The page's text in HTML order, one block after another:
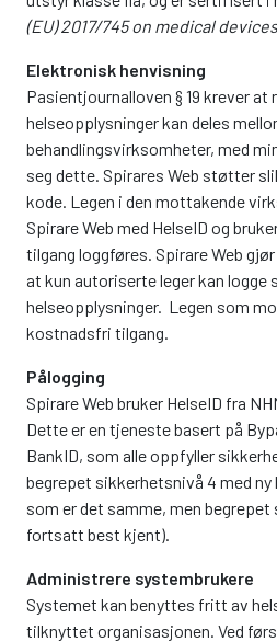
(EU) 2017/745 on medical devices
Elektronisk henvisning
Pasientjournalloven § 19 krever at
helseopplysninger kan deles
behandlingsvirksomheter, med
seg dette. Spirares Web støtter
kode. Legen i den mottakende
Spirare Web med HelseID og
tilgang loggføres. Spirare Web
at kun autoriserte leger kan logge
helseopplysninger. Legen som
kostnadsfri tilgang.
Pålogging
Spirare Web bruker HelseID fra
Dette er en tjeneste basert på
BankID, som alle oppfyller
begrepet sikkerhetsnivå 4 med ny
som er det samme, men
fortsatt best kjent).
Administrere systembrukere
Systemet kan benyttes fritt av
tilknyttet organisasjonen. Ved